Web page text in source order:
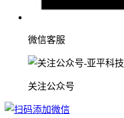
微信客服
关注公众号